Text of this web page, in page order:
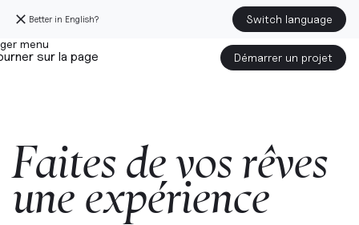
Better in English? Switch language
sur la page Démarrer un projet
Faitesdevosrêves
une expérience